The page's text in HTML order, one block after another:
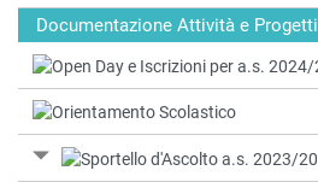
Documentazione Attività e Progetti